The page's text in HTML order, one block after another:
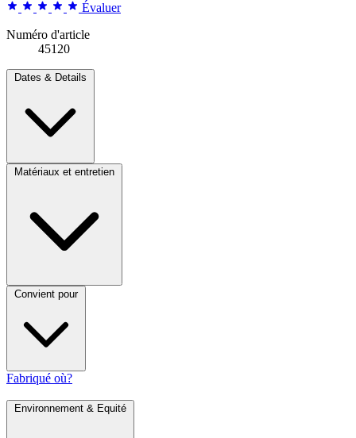
Évaluer
Numéro d'article
45120
Dates & Details
Matériaux et entretien
Convient pour
Fabriqué où?
Environnement & Equité